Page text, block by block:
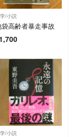
/小説
高齢者暴走事故
/小説